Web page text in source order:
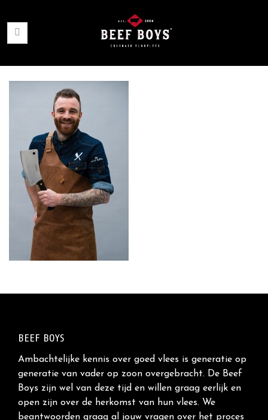
BEEF BOYS
Ambachtelijke kennis over goed vlees is generatie op
generatie van vader op zoon overgebracht. De Beef
Boys zijn wel van deze tijd en willen graag eerlijk en
open zijn over de herkomst van hun vlees. We
beantwoorden graag al jouw vragen over het proces